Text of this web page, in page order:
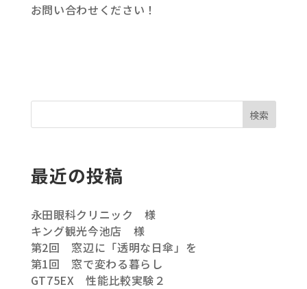
お問い合わせください！
検索
最近の投稿
永田眼科クリニック 様
キング観光今池店 様
第2回 窓辺に「透明な日傘」を
第1回 窓で変わる暮らし
GT75EX 性能比較実験２